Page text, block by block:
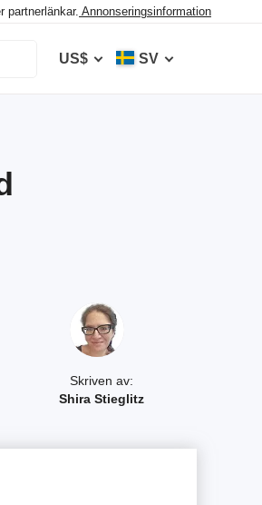
partnerlänkar. Annonseringsinformation
US$ SV
Skriven av:
Shira Stieglitz